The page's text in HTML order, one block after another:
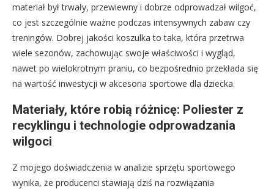
materiał był trwały, przewiewny i dobrze odprowadzał wilgoć,
co jest szczególnie ważne podczas intensywnych zabaw czy
treningów. Dobrej jakości koszulka to taka, która przetrwa
wiele sezonów, zachowując swoje właściwości i wygląd,
nawet po wielokrotnym praniu, co bezpośrednio przekłada się
na wartość inwestycji w akcesoria sportowe dla dziecka.
Materiały, które robią różnicę: Poliester z
recyklingu i technologie odprowadzania
wilgoci
Z mojego doświadczenia w analizie sprzętu sportowego
wynika, że producenci stawiają dziś na rozwiązania